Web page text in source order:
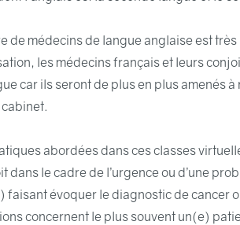
de médecins de langue anglaise est
les médecins français et leurs
car ils seront de plus en plus amenés
abordées dans ces classes
dans le cadre de l’urgence ou d’une
faisant évoquer le diagnostic de cancer
concernent le plus souvent un(e)